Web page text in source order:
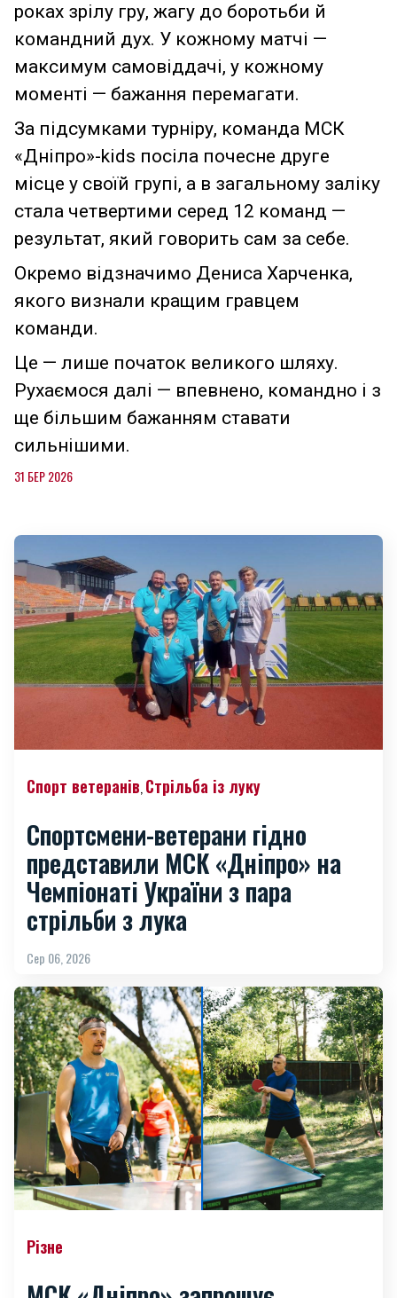
роках зрілу гру, жагу до боротьби й
командний дух. У кожному матчі —
максимум самовіддачі, у кожному
моменті — бажання перемагати.
За підсумками турніру, команда МСК
«Дніпро»-kids посіла почесне друге
місце у своїй групі, а в загальному заліку
стала четвертими серед 12 команд —
результат, який говорить сам за себе.
Окремо відзначимо Дениса Харченка,
якого визнали кращим гравцем
команди.
Це — лише початок великого шляху.
Рухаємося далі — впевнено, командно і з
ще більшим бажанням ставати
сильнішими.
31 БЕР 2026
Спорт ветеранів Стрільба із луку
Спортсмени-ветерани гідно
представили МСК «Дніпро» на
Чемпіонаті України з пара
стрільби з лука
Сер 06, 2026
Різне